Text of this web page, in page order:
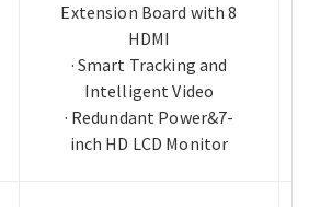
Extension Board with 8
HDMI
· Smart Tracking and
Intelligent Video
· Redundant Power&7-
inch HD LCD Monitor